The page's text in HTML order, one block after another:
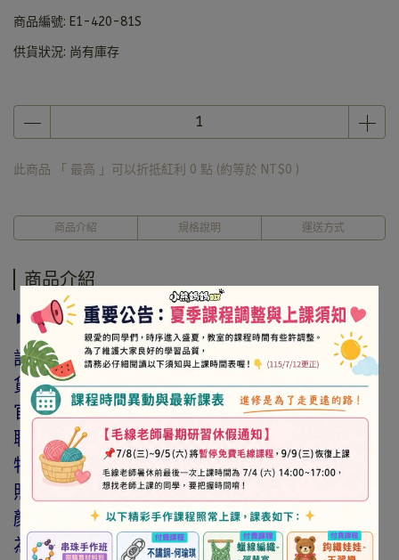
商品編號: E1-420-81S
供貨狀況: 尚有庫存
此商品 「 最高 」可以折抵紅利 0 點 (約等於 NT$0 )
商品介紹 規格說明 運送方式
商品介紹
► 注意事項
訂購前請詳閱「線上訂購流程說明」及「退換
貨需知」，謝謝。
官網與門市同步銷售，如遇缺貨會由專人與您
聯繫。
特價商品，會員不再提供折扣優惠。
照片因拍攝光線與螢幕色差而有所差異，實際
顏色與網路呈現略有不同，將以實際出貨商品
為準。